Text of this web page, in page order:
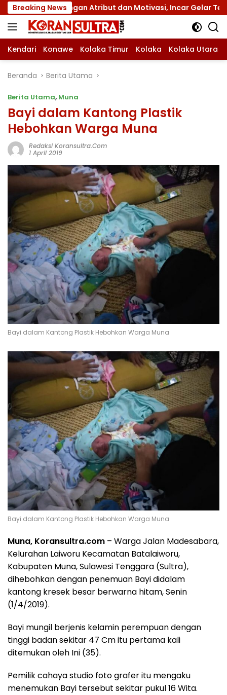
Langsung
ke
konten
Breaking News
dengan Atribut dan Motivasi, Incar Gelar Terbaik di Sultra
Kendari Konawe Kolaka Timur Kolaka Kolaka Utara
Beranda Berita Utama
Berita Utama, Muna
Bayi dalam Kantong Plastik
Hebohkan Warga Muna
Redaksi Koransultra.com
1 April 2019
Bayi dalam Kantong Plastik Hebohkan Warga Muna
Bayi dalam Kantong Plastik Hebohkan Warga Muna
Muna, Koransultra.com – Warga Jalan Madesabara,
Kelurahan Laiworu Kecamatan Batalaiworu,
Kabupaten Muna, Sulawesi Tenggara (Sultra),
dihebohkan dengan penemuan Bayi didalam
kantong kresek besar berwarna hitam, Senin
(1/4/2019).
Bayi mungil berjenis kelamin perempuan dengan
tinggi badan sekitar 47 Cm itu pertama kali
ditemukan oleh Ini (35).
Pemilik cahaya studio foto grafer itu mengaku
menemukan Bayi tersebut sekitar pukul 16 Wita.